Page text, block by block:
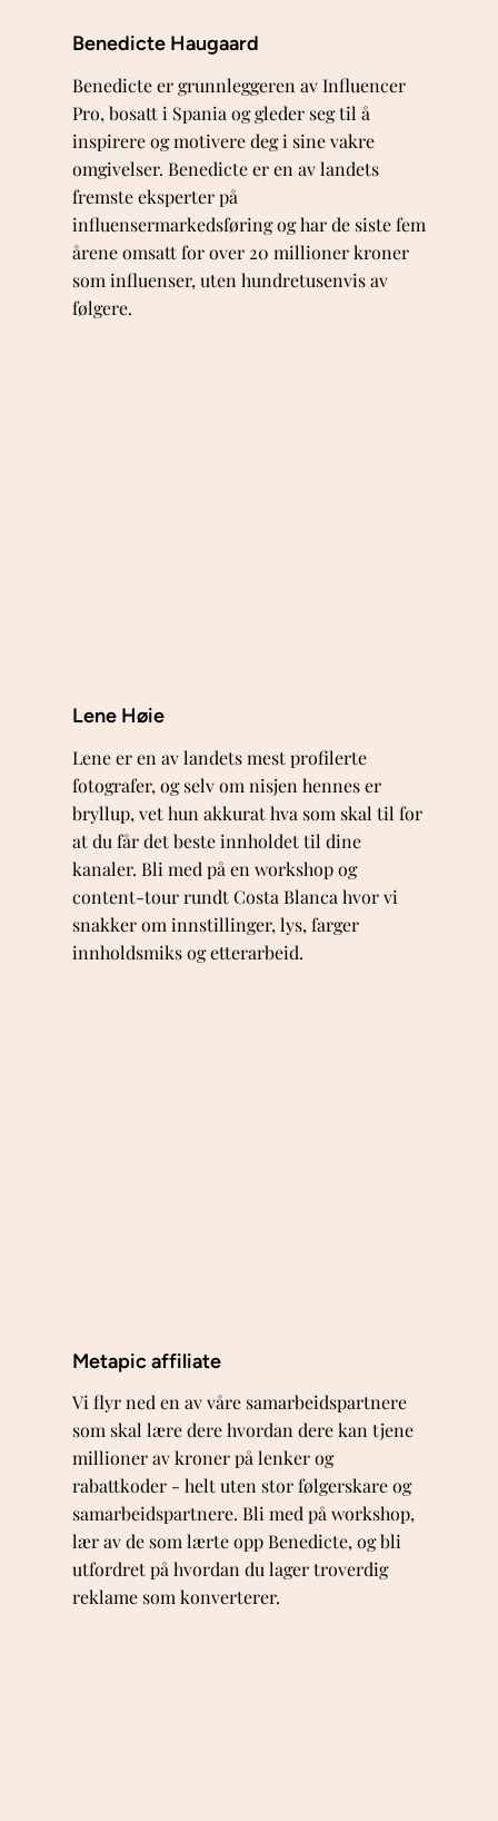
Benedicte Haugaard
Benedicte er grunnleggeren av Influencer
Pro, bosatt i Spania og gleder seg til å
inspirere og motivere deg i sine vakre
omgivelser. Benedicte er en av landets
fremste eksperter på
influensermarkedsføring og har de siste fem
årene omsatt for over 20 millioner kroner
som influenser, uten hundretusenvis av
følgere.
Lene Høie
Lene er en av landets mest profilerte
fotografer, og selv om nisjen hennes er
bryllup, vet hun akkurat hva som skal til for
at du får det beste innholdet til dine
kanaler. Bli med på en workshop og
content-tour rundt Costa Blanca hvor vi
snakker om innstillinger, lys, farger
innholdsmiks og etterarbeid.
Metapic affiliate
Vi flyr ned en av våre samarbeidspartnere
som skal lære dere hvordan dere kan tjene
millioner av kroner på lenker og
rabattkoder - helt uten stor følgerskare og
samarbeidspartnere. Bli med på workshop,
lær av de som lærte opp Benedicte, og bli
utfordret på hvordan du lager troverdig
reklame som konverterer.